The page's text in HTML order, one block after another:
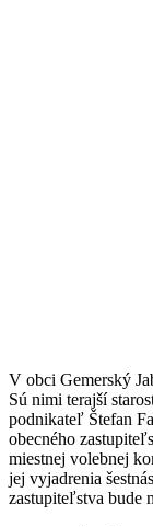
V obci Gemerský
Sú nimi terajší
podnikateľ Štefan
obecného
miestnej volebnej
jej vyjadrenia
zastupiteľstva bude